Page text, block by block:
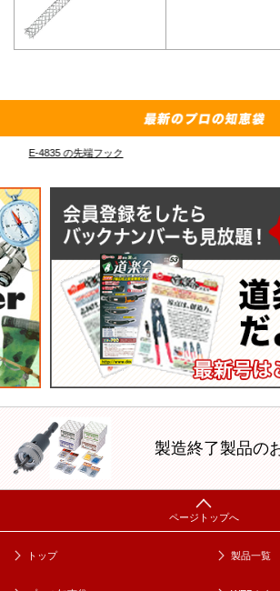
E-4835 の先端フック
製造終了製品の
トップ 製品一覧